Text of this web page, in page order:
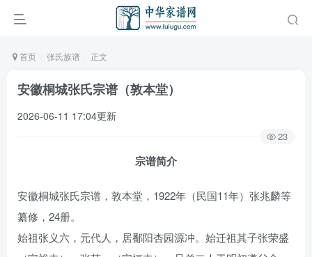
首页 张氏族谱 正文
安徽桐城张氏宗谱（敦本堂）
2026-06-11 17:04更新
23
宗谱简介
安徽桐城张氏宗谱，敦本堂，1922年（民国11年）张兆麟等
纂修，24册。
始祖张义六，元代人，居鄱阳杏园源冲。始迁祖其子张荣盛